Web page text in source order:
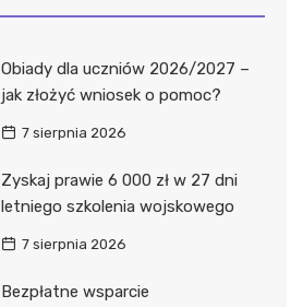
Obiady dla uczniów 2026/2027 –
jak złożyć wniosek o pomoc?
7 sierpnia 2026
Zyskaj prawie 6 000 zł w 27 dni
letniego szkolenia wojskowego
7 sierpnia 2026
Bezpłatne wsparcie